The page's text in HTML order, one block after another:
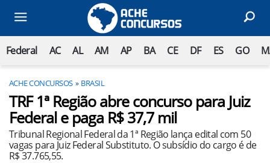
Federal AC AL AM AP BA CE DF ES GO
ACHE CONCURSOS BRASIL
TRF 1ª Região abre concurso para Juiz
Federal e paga R$ 37,7 mil
Tribunal Regional Federal da 1ª Região lança edital com 50
vagas para Juiz Federal Substituto. O subsídio do cargo é de
R$ 37.765,55.